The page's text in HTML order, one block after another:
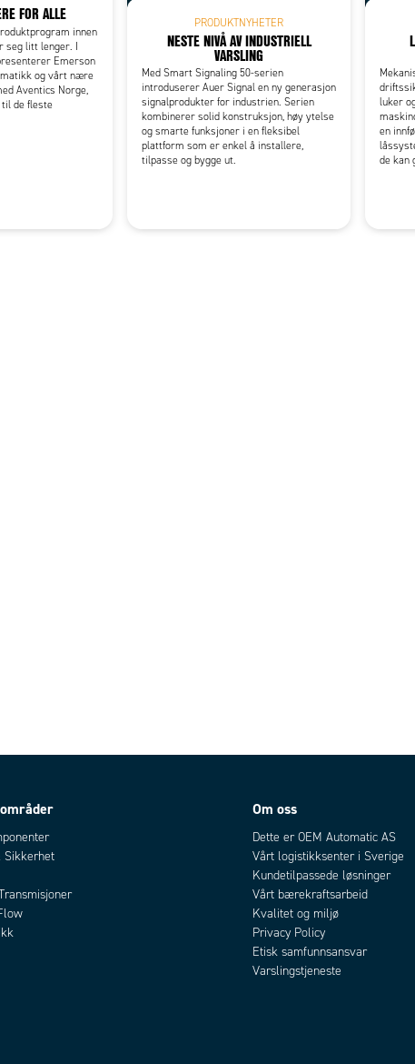
FOR ALLE
innen
seg litt lenger. I
Emerson
og vårt nære
Aventics Norge,
de fleste
PRODUKTNYHETER
NESTE NIVÅ AV INDUSTRIELL
VARSLING
Med Smart Signaling 50-serien
introduserer Auer Signal en ny generasjon
signalprodukter for industrien. Serien
kombinerer solid konstruksjon, høy ytelse
og smarte funksjoner i en fleksibel
plattform som er enkel å installere,
tilpasse og bygge ut.
luker
en
de kan
Sikkerhet
Om oss
Dette er OEM Automatic AS
Vårt logistikksenter i Sverige
Kundetilpassede løsninger
Vårt bærekraftsarbeid
Kvalitet og miljø
Privacy Policy
Etisk samfunnsansvar
Varslingstjeneste